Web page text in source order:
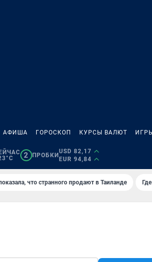
АФИША ГОРОСКОП КУРСЫ ВАЛЮТ
2 ПРОБКИ
USD 82,17
EUR 94,84
что странного продают в Таиланде